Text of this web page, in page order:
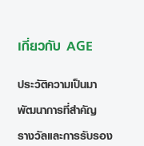
เกี่ยวกับ AGE
ประวัติความเป็นมา
พัฒนาการที่สำคัญ
รางวัลและการรับรอง